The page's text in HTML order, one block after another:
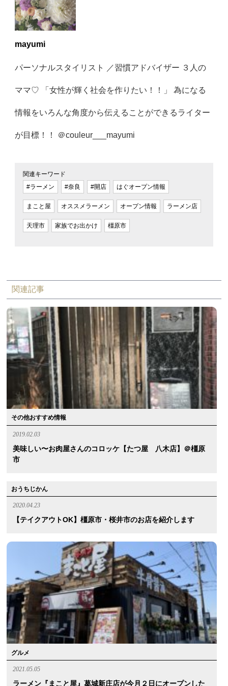
mayumi
パーソナルスタイリスト ／習慣アドバイザー ３人の
ママ♡ 「女性が輝く社会を作りたい！！」 為になる
情報をいろんな角度から伝えることができるライター
が目標！！ ＠couleur___mayumi
関連キーワード
#ラーメン
#奈良 #開店 はぐオープン情報
まこと屋 オススメラーメン オープン情報 ラーメン店
天理市 家族でお出かけ 橿原市
関連記事
その他おすすめ情報
2019.02.03
美味しい〜お肉屋さんのコロッケ【たつ屋 八木店】＠橿原
市
おうちじかん
2020.04.23
【テイクアウトOK】橿原市・桜井市のお店を紹介します
グルメ
2021.05.05
ラーメン『まこと屋』葛城新庄店が今月２日にオープンした